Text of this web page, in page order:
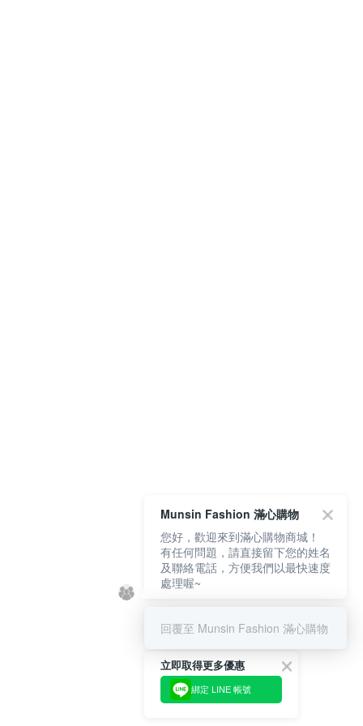
立即取得更多優惠
綁定 LINE 帳號
Munsin Fashion 滿心購物
您好，歡迎來到滿心購物商城！
有任何問題，請直接留下您的姓名
及聯絡電話，方便我們以最快速度
處理喔~
回覆至 Munsin Fashion 滿心購物